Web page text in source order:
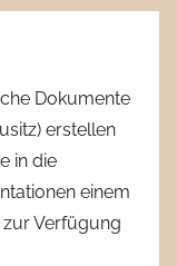
Dokumente
erstellen
in die
einem
Verfügung